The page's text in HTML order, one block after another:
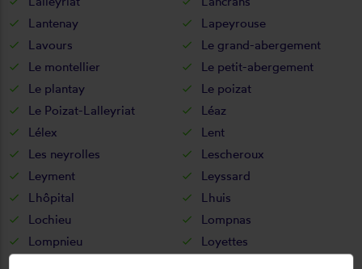
Lantenay
Lapeyrouse
Lavours
Le grand-abergement
Le montellier
Le petit-abergement
Le plantay
Le poizat
Le Poizat-Lalleyriat
Léaz
Lélex
Lent
Les neyrolles
Lescheroux
Leyment
Leyssard
Lhôpital
Lhuis
Lochieu
Lompnas
Lompnieu
Loyettes